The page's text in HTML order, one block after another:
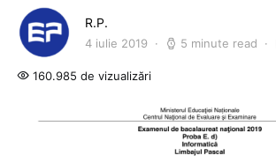
R.P.
4 iulie 2019 5 minute read
160.985 de vizualizări